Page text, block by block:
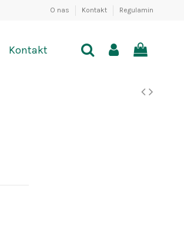
O nas Kontakt Regulamin
Kontakt